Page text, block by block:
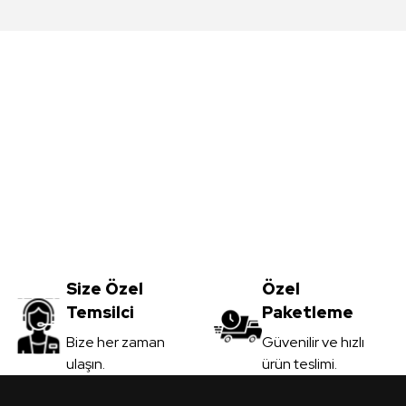
Gönder
3.450,00TL
KDV Dahil
Sipariş Ver
Size Özel
Temsilci
Bize her zaman
ulaşın.
Özel
Paketleme
Güvenilir ve hızlı
ürün teslimi.